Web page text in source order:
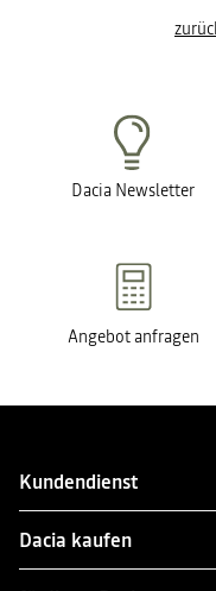
Dacia Newsletter
Angebot anfragen
Kundendienst
Dacia kaufen